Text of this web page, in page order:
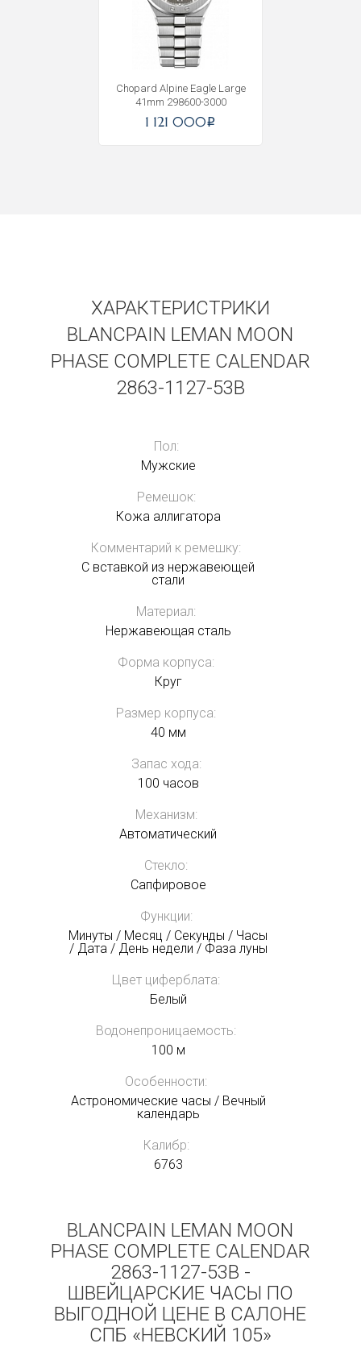
Chopard Alpine Eagle Large
41mm 298600-3000
1 121 000i
ХАРАКТЕРИСТРИКИ
BLANCPAIN LEMAN MOON
PHASE COMPLETE CALENDAR
2863-1127-53B
Пол:
Мужские
Ремешок:
Кожа аллигатора
Комментарий к ремешку:
С вставкой из нержавеющей
стали
Материал:
Нержавеющая сталь
Форма корпуса:
Круг
Размер корпуса:
40 мм
Запас хода:
100 часов
Механизм:
Автоматический
Стекло:
Сапфировое
Функции:
Минуты / Месяц / Секунды / Часы
/ Дата / День недели / Фаза луны
Цвет циферблата:
Белый
Водонепроницаемость:
100 м
Особенности:
Астрономические часы / Вечный
календарь
Калибр:
6763
BLANCPAIN LEMAN MOON
PHASE COMPLETE CALENDAR
2863-1127-53B -
ШВЕЙЦАРСКИЕ ЧАСЫ ПО
ВЫГОДНОЙ ЦЕНЕ В САЛОНЕ
СПБ «НЕВСКИЙ 105»
Получать на почту